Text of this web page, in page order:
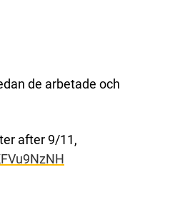
de arbetade och
after 9/11,